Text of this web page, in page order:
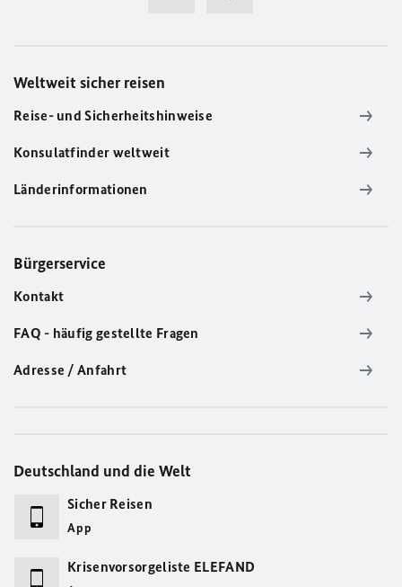
Weltweit sicher reisen
Reise- und Sicherheitshinweise
Konsulatfinder weltweit
Länderinformationen
Bürgerservice
Kontakt
FAQ - häufig gestellte Fragen
Adresse / Anfahrt
Deutschland und die Welt
Sicher Reisen
App
Krisenvorsorgeliste ELEFAND